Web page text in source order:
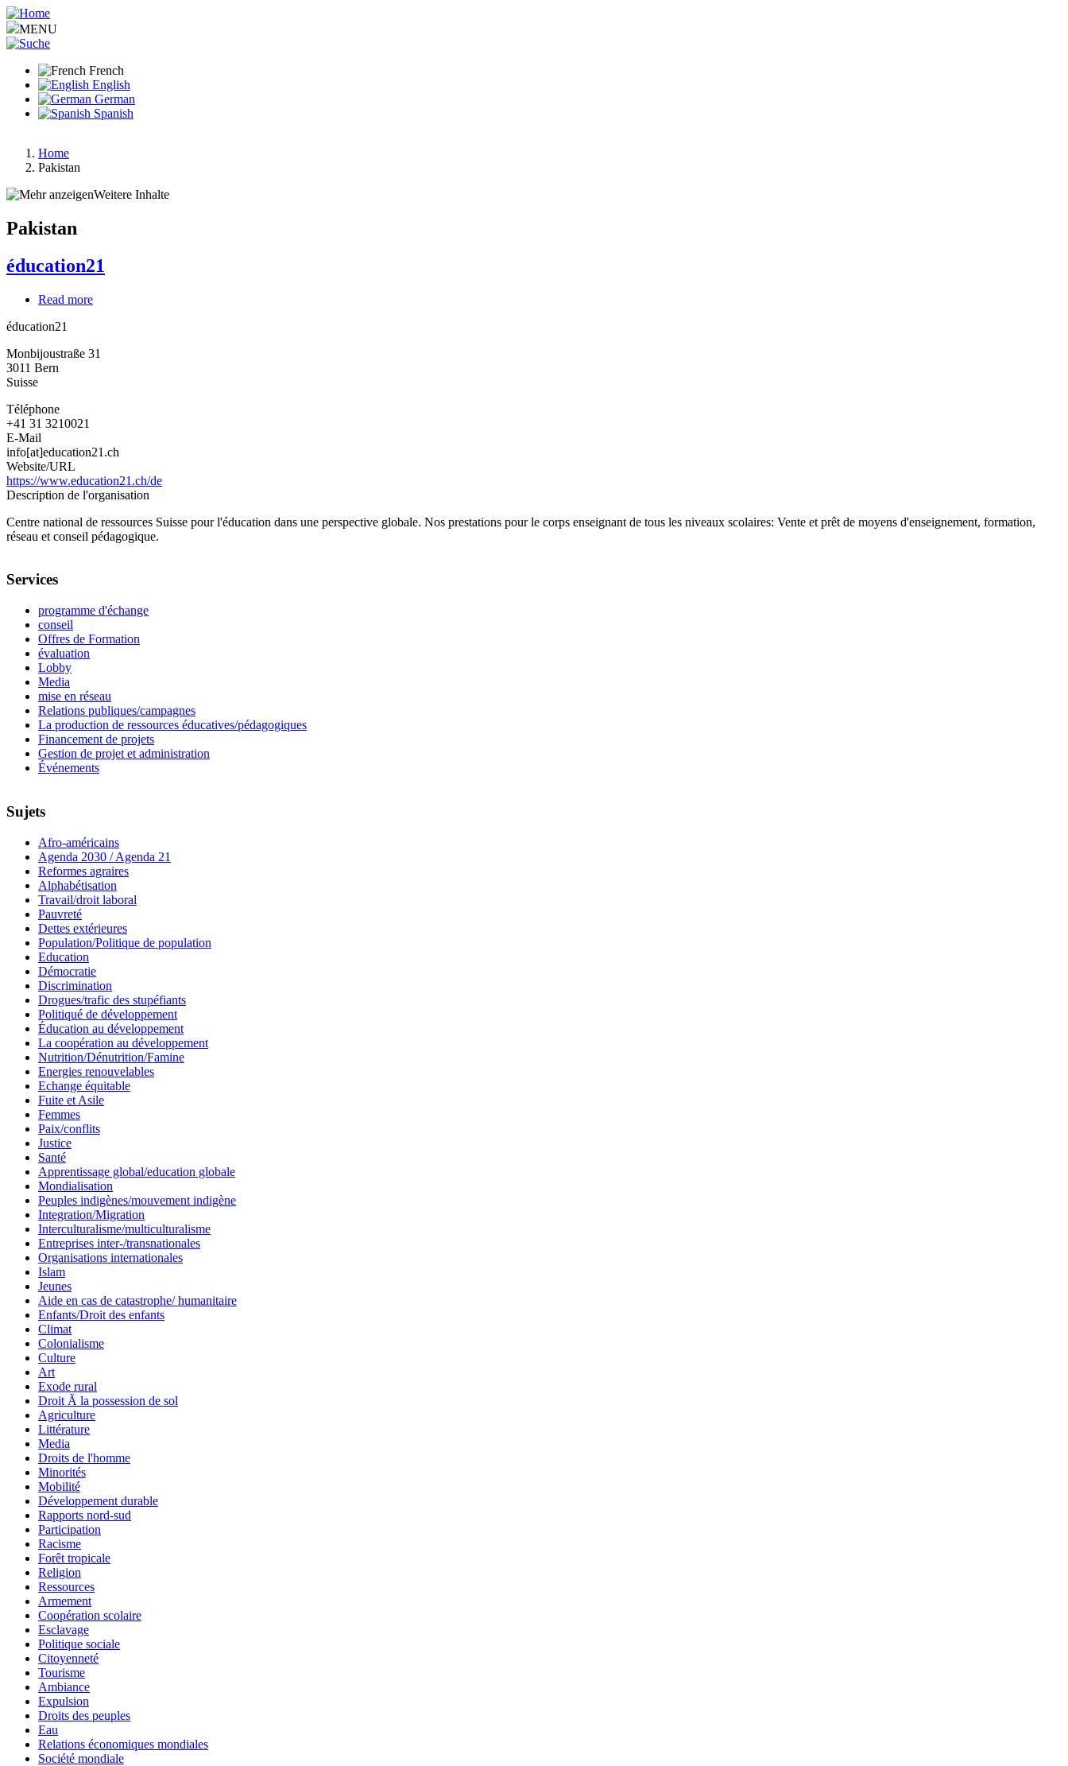
Aller
au
contenu
MENU
French
English
German
Spanish
Fil
d'Ariane
Home
Pakistan
Weitere Inhalte
Pakistan
éducation21
Read more
éducation21
Monbijoustraße 31
3011 Bern
Suisse
Téléphone
+41 31 3210021
E-Mail
info[at]education21.ch
Website/URL
https://www.education21.ch/de
Description de l'organisation
Centre national de ressources Suisse pour l'éducation dans une perspective globale. Nos prestations pour le corps enseignant de tous les niveaux scolaires: Vente et prêt de moyens d'enseignement, formation,
réseau et conseil pédagogique.
Services
programme d'échange
conseil
Offres de Formation
évaluation
Lobby
Media
mise en réseau
Relations publiques/campagnes
La production de ressources éducatives/pédagogiques
Financement de projets
Gestion de projet et administration
Événements
Sujets
Afro-américains
Agenda 2030 / Agenda 21
Reformes agraires
Alphabétisation
Travail/droit laboral
Pauvreté
Dettes extérieures
Population/Politique de population
Education
Démocratie
Discrimination
Drogues/trafic des stupéfiants
Politiqué de développement
Éducation au développement
La coopération au développement
Nutrition/Dénutrition/Famine
Energies renouvelables
Echange équitable
Fuite et Asile
Femmes
Paix/conflits
Justice
Santé
Apprentissage global/education globale
Mondialisation
Peuples indigènes/mouvement indigène
Integration/Migration
Interculturalisme/multiculturalisme
Entreprises inter-/transnationales
Organisations internationales
Islam
Jeunes
Aide en cas de catastrophe/ humanitaire
Enfants/Droit des enfants
Climat
Colonialisme
Culture
Art
Exode rural
Droit Ã la possession de sol
Agriculture
Littérature
Media
Droits de l'homme
Minorités
Mobilité
Développement durable
Rapports nord-sud
Participation
Racisme
Forêt tropicale
Religion
Ressources
Armement
Coopération scolaire
Esclavage
Politique sociale
Citoyenneté
Tourisme
Ambiance
Expulsion
Droits des peuples
Eau
Relations économiques mondiales
Société mondiale